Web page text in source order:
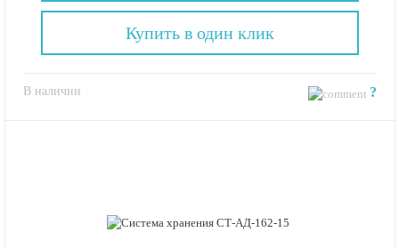
В наличии ?
Купить в один клик